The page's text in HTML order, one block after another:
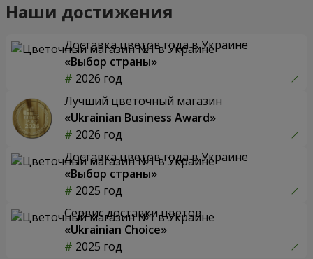
Наши достижения
Доставка цветов года в Украине
«Выбор страны»
2026 год
Лучший цветочный магазин
«Ukrainian Business Award»
2026 год
Доставка цветов года в Украине
«Выбор страны»
2025 год
Сервис доставки цветов
«Ukrainian Choice»
2025 год